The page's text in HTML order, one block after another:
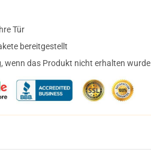
Tür
bereitgestellt
wenn das Produkt nicht erhalten wurde